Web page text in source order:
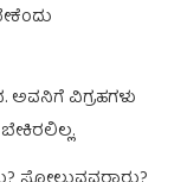
ಅವನಿಗೆ ವಿಗ್ರಹಗಳು